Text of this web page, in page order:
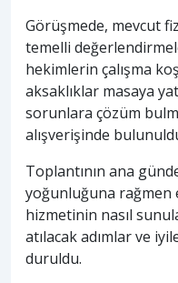
Görüşmede, mevcut
temelli
hekimlerin çalışma
aksaklıklar masaya
sorunlara çözüm
alışverişinde
Toplantının ana
yoğunluğuna rağmen
hizmetinin nasıl
atılacak adımlar ve
duruldu.